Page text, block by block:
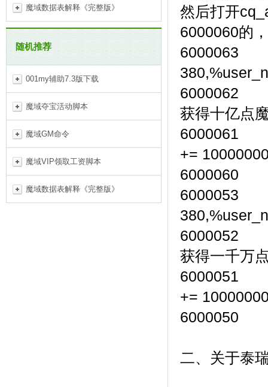
魔域数据表解释《完整版》
随机推荐
001my辅助7.3版下载
魔域夺宝活动脚本
魔域GM命令
魔域VIP领取工资脚本
魔域数据表解释《完整版》
然后打开
6000060的
获得十亿点
+=
获得一千万
+=
二、关于泰